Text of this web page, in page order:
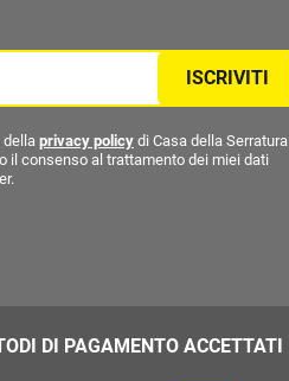
ISCRIVITI
della privacy policy di Casa della Serratura
il consenso al trattamento dei miei dati
DI PAGAMENTO ACCETTATI